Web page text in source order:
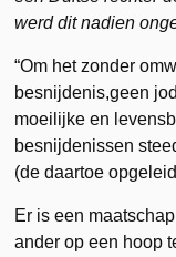
werd dit nadien
“Om het zonder
besnijdenis,geen
moeilijke en
besnijdenissen
(de daartoe
Er is een
ander op een hoop